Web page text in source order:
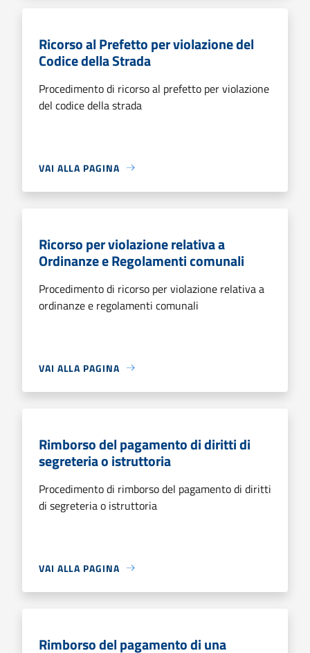
Ricorso al Prefetto per violazione del
Codice della Strada
Procedimento di ricorso al prefetto per violazione
del codice della strada
VAI ALLA PAGINA
Ricorso per violazione relativa a
Ordinanze e Regolamenti comunali
Procedimento di ricorso per violazione relativa a
ordinanze e regolamenti comunali
VAI ALLA PAGINA
Rimborso del pagamento di diritti di
segreteria o istruttoria
Procedimento di rimborso del pagamento di diritti
di segreteria o istruttoria
VAI ALLA PAGINA
Rimborso del pagamento di una